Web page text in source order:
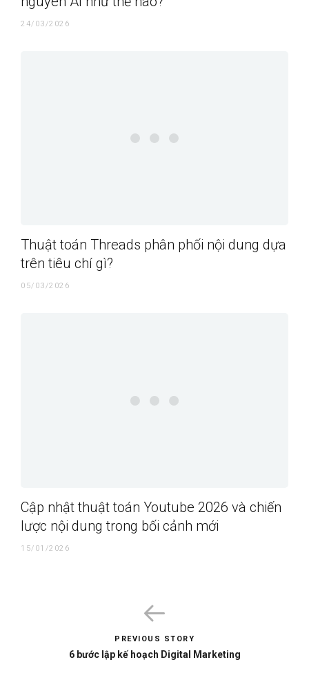
24/03/2026
Thuật toán Threads phân phối nội dung dựa
trên tiêu chí gì?
05/03/2026
Cập nhật thuật toán Youtube 2026 và chiến
lược nội dung trong bối cảnh mới
15/01/2026
PREVIOUS STORY
6 bước lập kế hoạch Digital Marketing